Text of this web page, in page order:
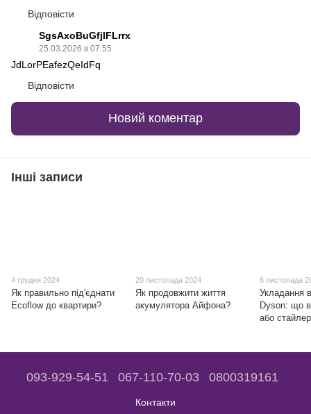
Відповісти
SgsAxoBuGfjlFLrrx
25.03.2026 в 07:55
JdLorPEafezQeIdFq
Відповісти
Новий коментар
Інші записи
4 грудня 2024
Як правильно під'єднати
Ecoflow до квартири?
20 листопада 2024
Як продовжити життя
акумулятора Айфона?
6 листопада
Укладання
Dyson: що
або стайлер
093-929-54-51 067-110-70-03 0800319161
Контакти